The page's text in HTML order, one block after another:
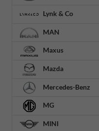
Lynk & Co
MAN
Maxus
Mazda
Mercedes-Benz
MG
MINI